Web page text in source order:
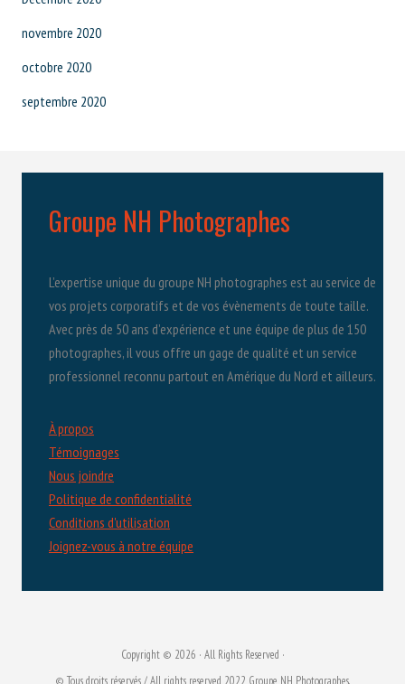
novembre 2020
octobre 2020
septembre 2020
Groupe NH Photographes
L’expertise unique du groupe NH photographes est au service de
vos projets corporatifs et de vos évènements de toute taille.
Avec près de 50 ans d’expérience et une équipe de plus de 150
photographes, il vous offre un gage de qualité et un service
professionnel reconnu partout en Amérique du Nord et ailleurs.
À propos
Témoignages
Nous joindre
Politique de confidentialité
Conditions d'utilisation
Joignez-vous à notre équipe
Copyright © 2026 · All Rights Reserved ·
© Tous droits réservés / All rights reserved 2022 Groupe NH Photographes.